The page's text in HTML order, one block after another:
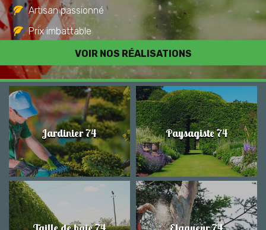
VOIR NOS RÉALISATIONS
Artisan passionné
Prix imbattable
Travail de qualité
Jardinier 74 Paysagiste 74